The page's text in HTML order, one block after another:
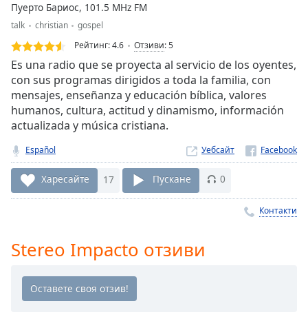
Loaded:
0.00%
Stream
Type
live,
currently
behind
liveLIVE
Remaining
Time-
1x
Chapters
Descriptions
Пуерто Бариос, 101.5 MHz FM
talk christian
gospel
Рейтинг:4.6 Отзиви:5
Es una radio que se proyecta al servicio de los oyentes,
con sus programas dirigidos a toda la familia, con
mensajes, enseñanza y educación bíblica, valores
humanos, cultura, actitud y dinamismo, información
actualizada y música cristiana.
Español Уебсайт
Харесайте 17 Пускане 0
Контакти
Stereo Impacto отзиви